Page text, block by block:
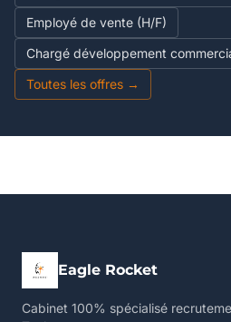
Employé de vente (H/F)
Chargé développement
Toutes les offres →
Eagle Rocket
Cabinet 100% spécialisé